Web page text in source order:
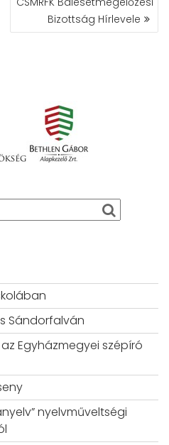
Bizottság Hírlevele
Sándorfalván
Egyházmegyei szépíró
nyelvműveltségi